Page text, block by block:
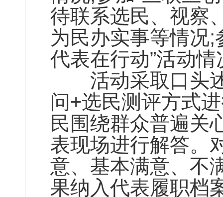
待联系选民、视察
为民办实事等情况;
代表在行动”活动情
活动采取口头述
问+选民测评方式
民围绕群众普遍关
表现场进行解答。
意、基本满意、不
果纳入代表履职档